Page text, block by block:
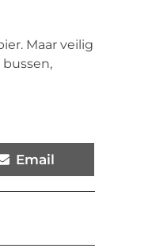
Maar veilig
Email